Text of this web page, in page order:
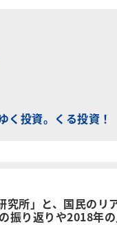
く投資。くる投資！
究所」と、国民の
振り返りや2018年